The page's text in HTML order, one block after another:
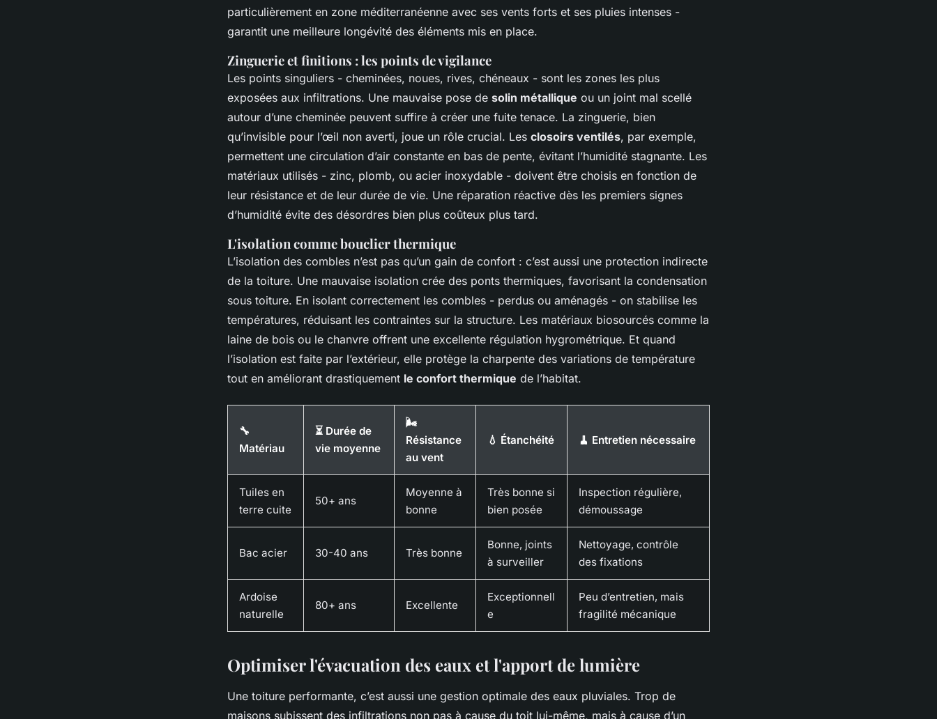
particulièrement en zone méditerranéenne avec ses vents forts et ses pluies intenses -
garantit une meilleure longévité des éléments mis en place.
Zinguerie et finitions : les points de vigilance
Les points singuliers - cheminées, noues, rives, chéneaux - sont les zones les plus
exposées aux infiltrations. Une mauvaise pose de solin métallique ou un joint mal scellé
autour d’une cheminée peuvent suffire à créer une fuite tenace. La zinguerie, bien
qu’invisible pour l’œil non averti, joue un rôle crucial. Les closoirs ventilés, par exemple,
permettent une circulation d’air constante en bas de pente, évitant l’humidité stagnante. Les
matériaux utilisés - zinc, plomb, ou acier inoxydable - doivent être choisis en fonction de
leur résistance et de leur durée de vie. Une réparation réactive dès les premiers signes
d’humidité évite des désordres bien plus coûteux plus tard.
L'isolation comme bouclier thermique
L’isolation des combles n’est pas qu’un gain de confort : c’est aussi une protection indirecte
de la toiture. Une mauvaise isolation crée des ponts thermiques, favorisant la condensation
sous toiture. En isolant correctement les combles - perdus ou aménagés - on stabilise les
températures, réduisant les contraintes sur la structure. Les matériaux biosourcés comme la
laine de bois ou le chanvre offrent une excellente régulation hygrométrique. Et quand
l’isolation est faite par l’extérieur, elle protège la charpente des variations de température
tout en améliorant drastiquement le confort thermique de l’habitat.
🔧
Matériau
⏳ Durée de
vie moyenne
🌬️
Résistance
au vent
💧 Étanchéité 🧹 Entretien nécessaire
Tuiles en
terre cuite
50+ ans
Moyenne à
bonne
Très bonne si
bien posée
Inspection régulière,
démoussage
Bac acier 30-40 ans Très bonne
Bonne, joints
à surveiller
Nettoyage, contrôle
des fixations
Ardoise
naturelle
80+ ans Excellente
Exceptionnell
e
Peu d’entretien, mais
fragilité mécanique
Optimiser l'évacuation des eaux et l'apport de lumière
Une toiture performante, c’est aussi une gestion optimale des eaux pluviales. Trop de
maisons subissent des infiltrations non pas à cause du toit lui-même, mais à cause d’un